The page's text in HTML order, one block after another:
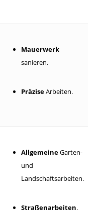
Mauerwerk
sanieren.
PräziseArbeiten.
AllgemeineGarten-
und
Landschaftsarbeiten.
Straßenarbeiten.